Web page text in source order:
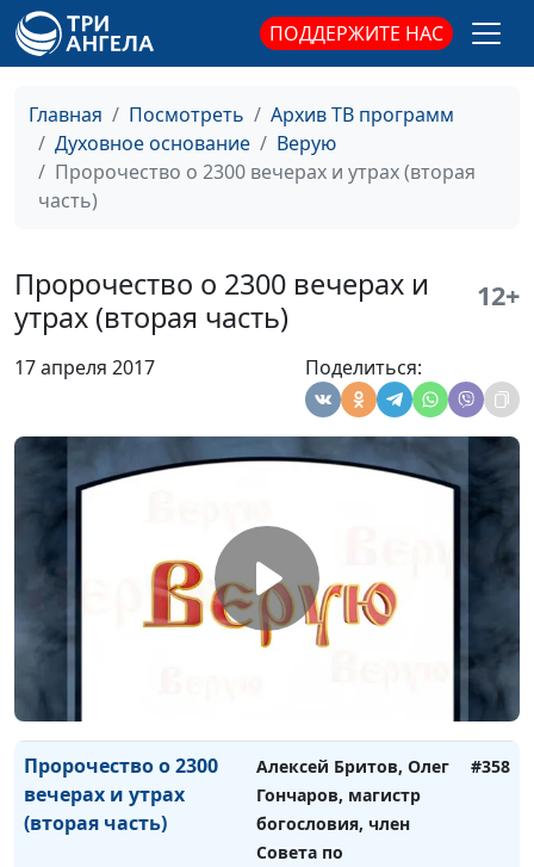
ПОДДЕРЖИТЕ НАС
Главная Посмотреть
Архив ТВ программ
Духовное основание
Верую
Пророчество о 2300 вечерах и утрах (вторая
часть)
Пророчество о 2300 вечерах и
утрах (вторая часть)
12+
17 апреля 2017 Поделиться:
Совета по
взаимодействию с
объединениями при
Президенте
Российской Федерации
Верность Богу с
Совета по
взаимодействию с
объединениями при
Президенте
Российской Федерации
Исполнившееся
пророчество на пире
Алексей Бритов, Олег
богословия, член
Совета по
взаимодействию с
религиозными
#359
Пророчество о 2300
вечерах и утрах
(вторая часть)
Алексей Бритов, Олег
Гончаров, магистр
богословия, член
Совета по
#358